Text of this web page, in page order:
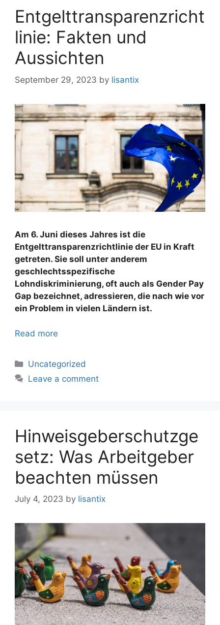
Entgelttransparenzricht
linie: Fakten und
Aussichten
September 29, 2023 by lisantix
Am 6. Juni dieses Jahres ist die
Entgelttransparenzrichtlinie der EU in Kraft
getreten. Sie soll unter anderem
geschlechtsspezifische
Lohndiskriminierung, oft auch als Gender Pay
Gap bezeichnet, adressieren, die nach wie vor
ein Problem in vielen Ländern ist.
Read more
Uncategorized
Leave a comment
Hinweisgeberschutzge
setz: Was Arbeitgeber
beachten müssen
July 4, 2023 by lisantix